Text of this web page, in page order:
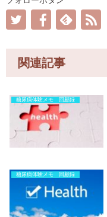
関連記事
糖尿病体験メモ 回顧録
糖尿病体験メモ 回顧録